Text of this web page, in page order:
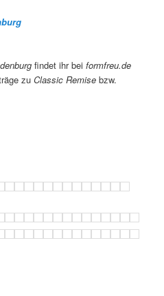
findet ihr beiformfreu.de
zuClassic Remise bzw.